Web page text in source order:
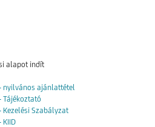
alapot indít
nyilvános ajánlattétel
Tájékoztató
Szabályzat
KIID